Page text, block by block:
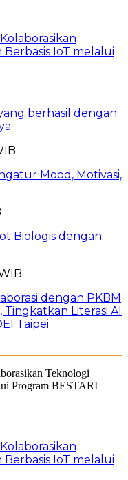
IoT melalui
berhasil dengan
Mood, Motivasi,
Biologis dengan
dengan PKBM
Tingkatkan Literasi AI
Taipei
IoT melalui